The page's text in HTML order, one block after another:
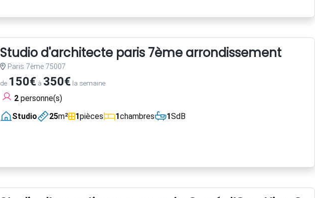
Studio d'architecte paris 7ème arrondissement
Paris 7ème 75007
de 150€à 350€la semaine
2personne(s)
Studio
25m² 1pièces 1chambres 1SdB